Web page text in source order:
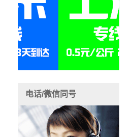
电话/微信同号